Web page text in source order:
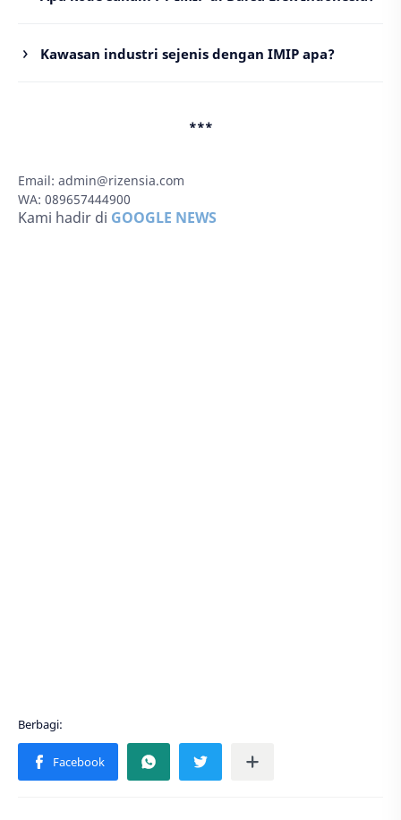
Kawasan industri sejenis dengan IMIP apa?
***
Email: admin@rizensia.com
WA: 089657444900
Kami hadir di GOOGLE NEWS